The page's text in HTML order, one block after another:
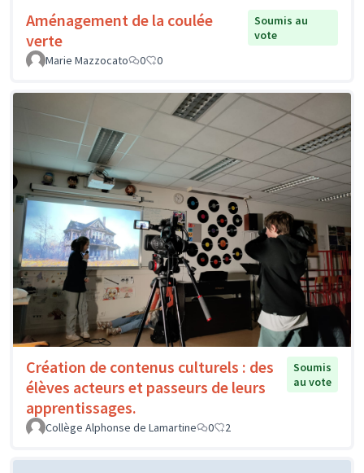
Aménagement de la coulée
verte
Soumis au
vote
Marie Mazzocato
0 0
Création de contenus culturels : des
élèves acteurs et passeurs de leurs
apprentissages.
Soumis
au vote
Collège Alphonse de Lamartine 0 2